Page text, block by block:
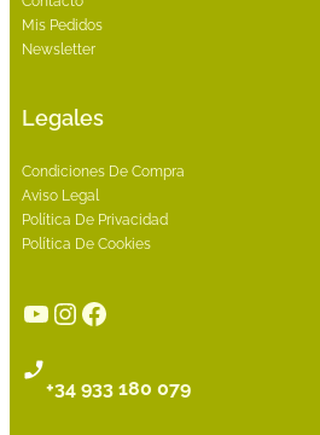
Mis Pedidos
Newsletter
Legales
Condiciones De Compra
Aviso Legal
Política De Privacidad
Política De Cookies
YouTube
Instagram
Facebook
+34 933 180 079